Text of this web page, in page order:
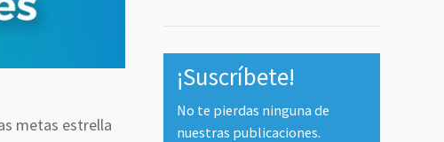
metas estrella
¡Suscríbete!
No te pierdas ninguna de
nuestras publicaciones.